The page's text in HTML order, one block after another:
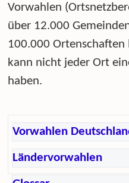
Vorwahlen
über 12.000
100.000
kann nicht jeder Ort
haben.
Vorwahlen
Ländervorwahlen